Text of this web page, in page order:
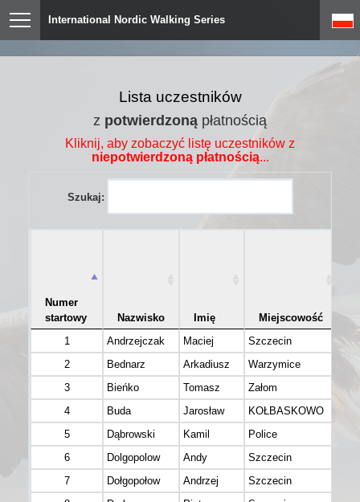
International Nordic Walking Series
Lista uczestników
z potwierdzoną płatnością
Kliknij, aby zobaczyć listę uczestników z
niepotwierdzoną płatnością...
Szukaj:
Numer
startowy
Nazwisko Imię Miejscowość
1
Andrzejczak Maciej Szczecin
2
Bednarz Arkadiusz Warzymice
3
Bieńko Tomasz
Załom
4
Buda Jarosław
KOŁBASKOWO
5
Dąbrowski Kamil
Police
6
Dolgopolow Andy
Szczecin
7
Dołgopołow Andrzej
Szczecin